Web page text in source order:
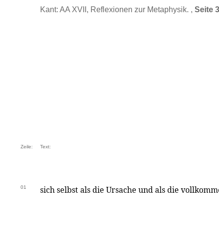
Kant: AA XVII, Reflexionen zur Metaphysik. , Seite
Zeile: Text:
01 sich selbst als die Ursache und als die